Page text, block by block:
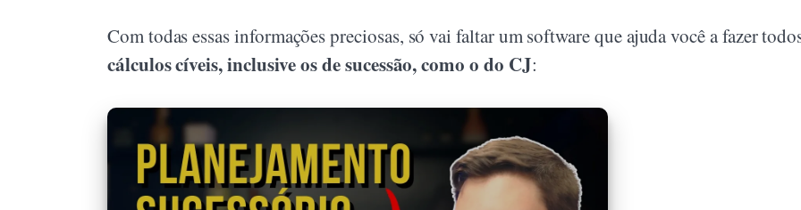
Com todas essas informações preciosas, só vai faltar um software que ajuda você a fazer
cálculos cíveis, inclusive os de sucessão, como o do CJ: